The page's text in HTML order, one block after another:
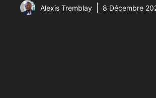
Alexis Tremblay 8 Décembre